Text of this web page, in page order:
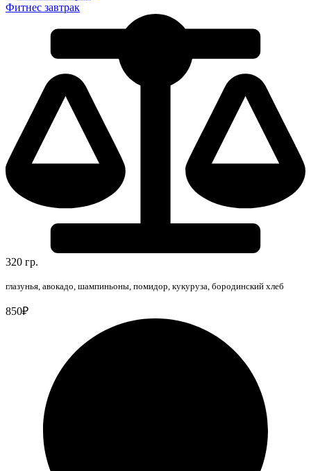
Фитнес завтрак
320 гр.
глазунья, авокадо, шампиньоны, помидор, кукуруза, бородинский хлеб
850₽